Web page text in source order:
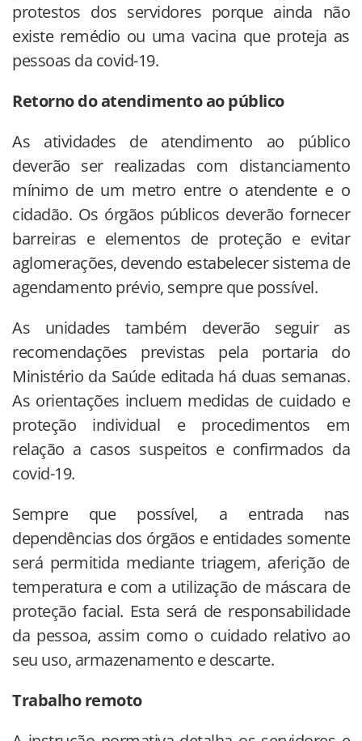
protestos dos servidores porque ainda não
existe remédio ou uma vacina que proteja as
pessoas da covid-19.
Retorno do atendimento ao público
As atividades de atendimento ao público
deverão ser realizadas com distanciamento
mínimo de um metro entre o atendente e o
cidadão. Os órgãos públicos deverão fornecer
barreiras e elementos de proteção e evitar
aglomerações, devendo estabelecer sistema de
agendamento prévio, sempre que possível.
As unidades também deverão seguir as
recomendações previstas pela portaria do
Ministério da Saúde editada há duas semanas.
As orientações incluem medidas de cuidado e
proteção individual e procedimentos em
relação a casos suspeitos e confirmados da
covid-19.
Sempre que possível, a entrada nas
dependências dos órgãos e entidades somente
será permitida mediante triagem, aferição de
temperatura e com a utilização de máscara de
proteção facial. Esta será de responsabilidade
da pessoa, assim como o cuidado relativo ao
seu uso, armazenamento e descarte.
Trabalho remoto